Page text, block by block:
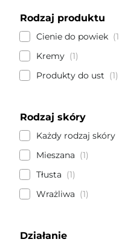
Rodzaj produktu
Cienie do powiek
1
Kremy
1
Produkty do ust
1
Rodzaj skóry
Każdy rodzaj skóry
Mieszana
1
Tłusta
1
Wrażliwa
1
Działanie